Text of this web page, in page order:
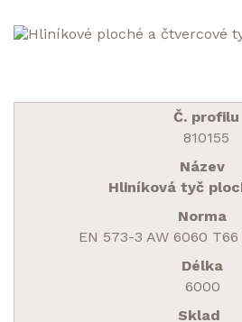
810155
Hliníková tyč
EN 573-3 AW 6060 T66
6000